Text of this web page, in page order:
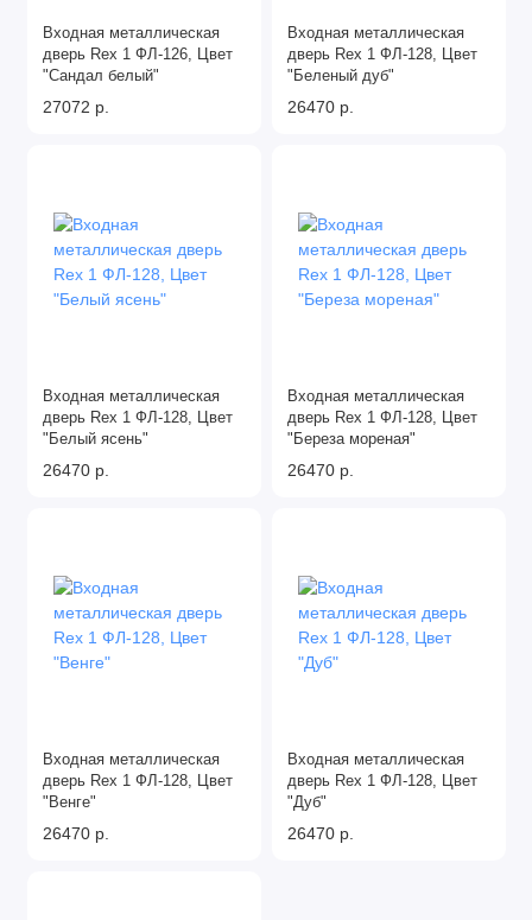
Входная металлическая
дверь Rex 1 ФЛ-126, Цвет
"Сандал белый"
27072 р.
Входная металлическая
дверь Rex 1 ФЛ-128, Цвет
"Беленый дуб"
26470 р.
Входная металлическая
дверь Rex 1 ФЛ-128, Цвет
"Белый ясень"
26470 р.
Входная металлическая
дверь Rex 1 ФЛ-128, Цвет
"Береза мореная"
26470 р.
Входная металлическая
дверь Rex 1 ФЛ-128, Цвет
"Венге"
26470 р.
Входная металлическая
дверь Rex 1 ФЛ-128, Цвет
"Дуб"
26470 р.